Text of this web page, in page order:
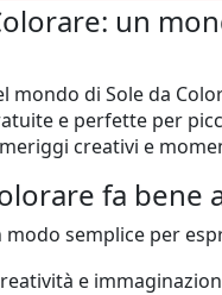
un
mondo di Sole da
e perfette per
creativi e
fa bene
modo semplice per
e